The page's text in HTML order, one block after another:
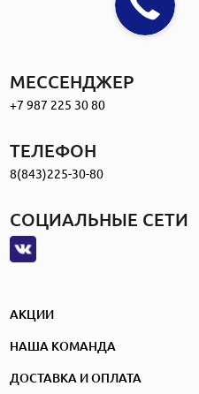
МЕССЕНДЖЕР
+7 987 225 30 80
ТЕЛЕФОН
8(843)225-30-80
СОЦИАЛЬНЫЕ СЕТИ
АКЦИИ
НАША КОМАНДА
ДОСТАВКА И ОПЛАТА